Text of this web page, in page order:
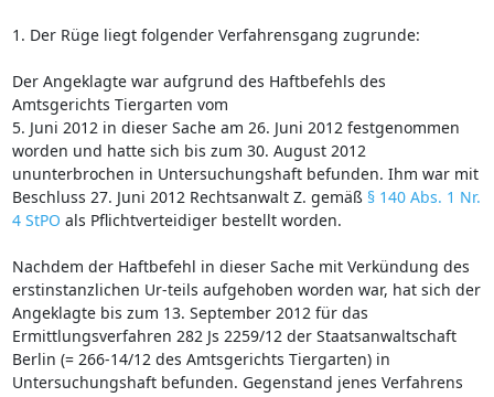
1. Der Rüge liegt folgender Verfahrensgang zugrunde:
Der Angeklagte war aufgrund des Haftbefehls des
Amtsgerichts Tiergarten vom
5. Juni 2012 in dieser Sache am 26. Juni 2012 festgenommen
worden und hatte sich bis zum 30. August 2012
ununterbrochen in Untersuchungshaft befunden. Ihm war mit
Beschluss 27. Juni 2012 Rechtsanwalt Z. gemäß § 140 Abs. 1 Nr.
4 StPO als Pflichtverteidiger bestellt worden.
Nachdem der Haftbefehl in dieser Sache mit Verkündung des
erstinstanzlichen Ur-teils aufgehoben worden war, hat sich der
Angeklagte bis zum 13. September 2012 für das
Ermittlungsverfahren 282 Js 2259/12 der Staatsanwaltschaft
Berlin (= 266-14/12 des Amtsgerichts Tiergarten) in
Untersuchungshaft befunden. Gegenstand jenes Verfahrens